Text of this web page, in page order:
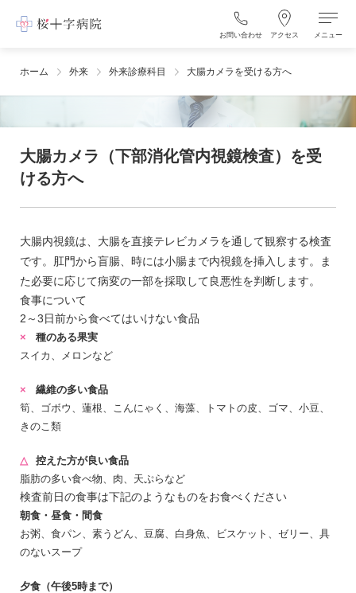
お問い合わせ アクセス メニュー
ホーム 外来 外来診療科目 大腸カメラを受ける方へ
大腸カメラ（下部消化管内視鏡検査）を受
ける方へ
大腸内視鏡は、大腸を直接テレビカメラを通して観察する検査
です。肛門から盲腸、時には小腸まで内視鏡を挿入します。ま
た必要に応じて病変の一部を採取して良悪性を判断します。
食事について
2～3日前から食べてはいけない食品
種のある果実
スイカ、メロンなど
繊維の多い食品
筍、ゴボウ、蓮根、こんにゃく、海藻、トマトの皮、ゴマ、小豆、
きのこ類
控えた方が良い食品
脂肪の多い食べ物、肉、天ぷらなど
検査前日の食事は下記のようなものをお食べください
朝食・昼食・間食
お粥、食パン、素うどん、豆腐、白身魚、ビスケット、ゼリー、具
のないスープ
夕食（午後5時まで）